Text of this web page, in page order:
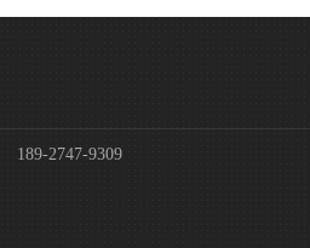
189-2747-9309